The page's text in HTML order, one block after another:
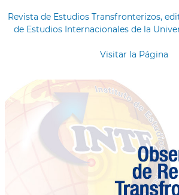
Revista de Estudios Transfronterizos,
de Estudios Internacionales de la
Visitar la Página